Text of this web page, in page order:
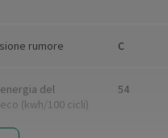
rumore C
del
(kwh/100 cicli)
54